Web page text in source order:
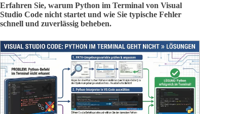
Erfahren Sie, warum Python im Terminal von Visual
Studio Code nicht startet und wie Sie typische Fehler
schnell und zuverlässig beheben.